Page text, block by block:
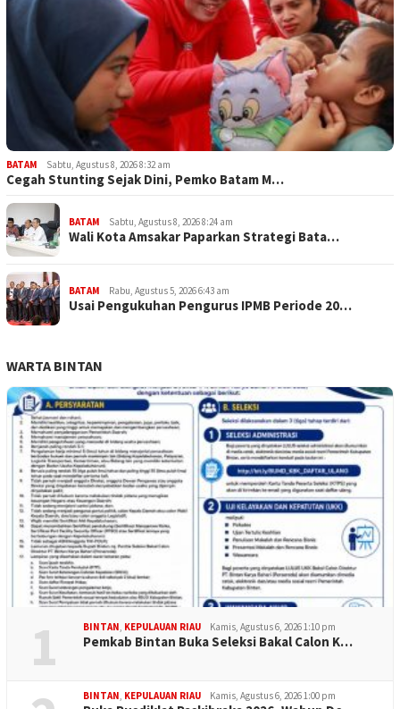
BATAM Sabtu, Agustus 8, 2026 8:32 am
Cegah Stunting Sejak Dini, Pemko Batam M…
BATAM Sabtu, Agustus 8, 2026 8:24 am
Wali Kota Amsakar Paparkan Strategi Bata…
BATAM Rabu, Agustus 5, 2026 6:43 am
Usai Pengukuhan Pengurus IPMB Periode 20…
WARTA BINTAN
1 BINTAN, KEPULAUAN RIAU Kamis, Agustus 6, 2026 1:10 pm
Pemkab Bintan Buka Seleksi Bakal Calon K…
BINTAN, KEPULAUAN RIAU Kamis, Agustus 6, 2026 1:00 pm